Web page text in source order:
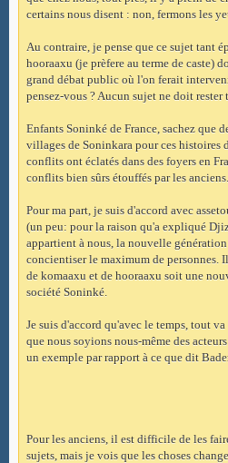
certains nous disent : non, fermons les
Au contraire, je pense que ce sujet tant
hooraaxu (je prèfere au terme de caste)
grand débat public où l'on ferait
pensez-vous ? Aucun sujet ne doit rester
Enfants Soninké de France, sachez que
villages de Soninkara pour ces histoires
conflits ont éclatés dans des foyers en
conflits bien sûrs étouffés par les anciens.
Pour ma part, je suis d'accord avec
(un peu: pour la raison qu'a expliqué
appartient à nous, la nouvelle
concientiser le maximum de personnes.
de komaaxu et de hooraaxu soit une
société Soninké.
Je suis d'accord qu'avec le temps, tout
que nous soyions nous-même des
un exemple par rapport à ce que dit
Pour les anciens, il est difficile de les
sujets, mais je vois que les choses